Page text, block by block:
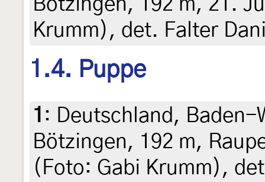
Bötzingen, 192 m, 21.
Krumm), det. Falter
1.4. Puppe
1 : Deutschland,
Bötzingen, 192 m,
(Foto: Gabi Krumm),